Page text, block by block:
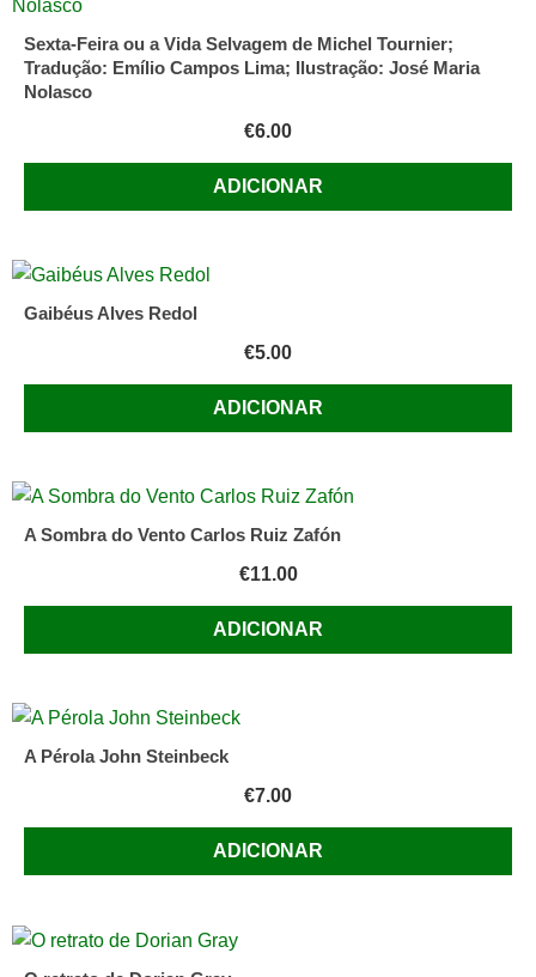
Sexta-Feira ou a Vida Selvagem de Michel Tournier;
Tradução: Emílio Campos Lima; Ilustração: José Maria
Nolasco
€6.00
ADICIONAR
Gaibéus Alves Redol
€5.00
ADICIONAR
A Sombra do Vento Carlos Ruiz Zafón
€11.00
ADICIONAR
A Pérola John Steinbeck
€7.00
ADICIONAR